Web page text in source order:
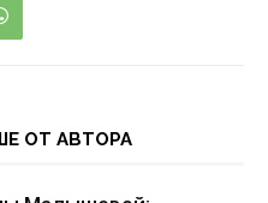
ОТ АВТОРА